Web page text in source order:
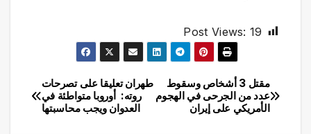
Post Views: 19
تصفّح
المقالات
طهران تعليقا على تصرحات
روته: أوروبا متواطئة في
العدوان ويجب محاسبتها
مقتل 3 أشخاص وسقوط
عدد من الجرحى في الهجوم
الأمريكي على إيران